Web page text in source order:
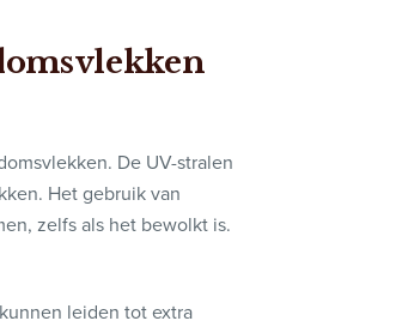
De UV-stralen
Het gebruik van
zelfs als het bewolkt is.
leiden tot extra